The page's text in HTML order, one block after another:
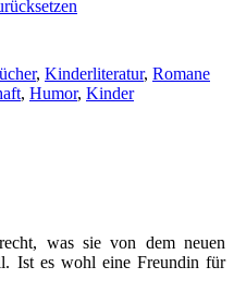
, Kinderliteratur, Romane
, Humor, Kinder
was sie von dem neuen
Ist es wohl eine Freundin für